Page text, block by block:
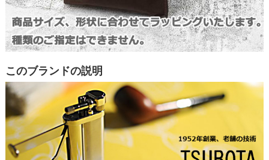
このブランドの説明